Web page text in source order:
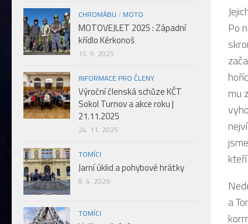
Po
mu
a
CHROMÁBU / MOTO
MOTOVEJLET 2025 : Západní
křídlo Kérkonoš
15. 9. 2025
INFORMACE PRO ČLENY
Výroční členská schůze KČT
Sokol Turnov a akce roku |
21.11.2025
24. 11. 2025
TOMÍCI
Jarní úklid a pohybové hrátky
8. 4. 2026
TOMÍCI